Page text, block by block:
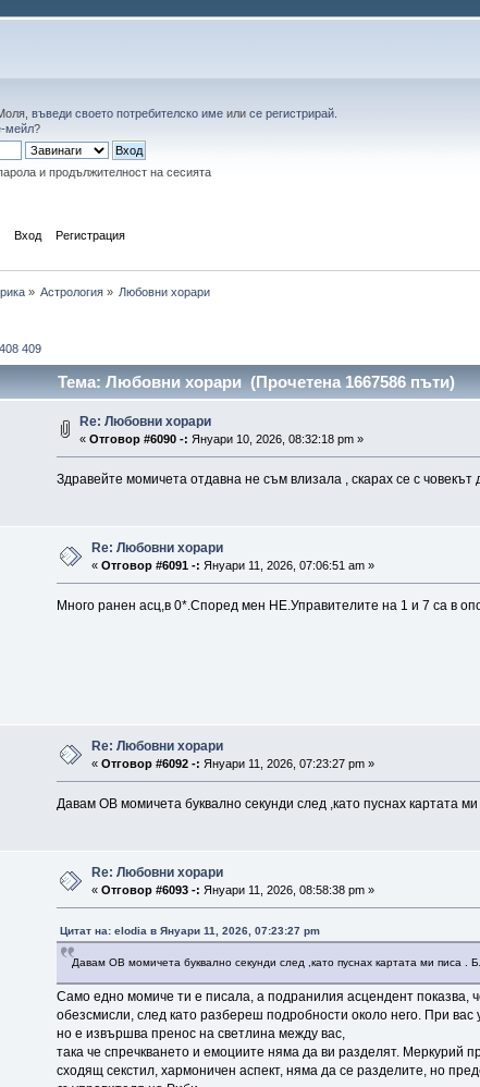
Моля,въведи своето потребителско име илисе регистрирай
мейл?
и продължителност на сесията
Вход Регистрация
» Астрология » Любовни хорари
408 409
Тема: Любовни хорари (Прочетена 1667586 пъти)
Re: Любовни хорари
«Отговор #6090 -: Януари 10, 2026, 08:32:18 pm »
Здравейте момичета отдавна не съм влизала , скарах се с
Re: Любовни хорари
«Отговор #6091 -: Януари 11, 2026, 07:06:51 am »
Много ранен асц,в 0*.Според мен НЕ.Управителите на 1 и 7 са в
Re: Любовни хорари
«Отговор #6092 -: Януари 11, 2026, 07:23:27 pm »
Давам ОВ момичета буквално секунди след ,като пуснах картата
Re: Любовни хорари
«Отговор #6093 -: Януари 11, 2026, 08:58:38 pm »
Цитат на: elodia в Януари 11, 2026, 07:23:27 pm
Давам ОВ момичета буквално секунди след ,като пуснах картата ми писа .
Само едно момиче ти е писала, а подранилия асцендент показва,
обезсмисли, след като разбереш подробности около него. При
но е извършва пренос на светлина между вас,
така че спречкването и емоциите няма да ви разделят. Меркурий
сходящ секстил, хармоничен аспект, няма да се разделите, но